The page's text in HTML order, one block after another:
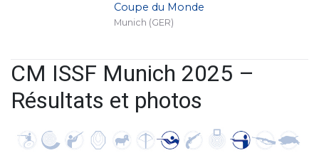
Coupe du Monde
Munich (GER)
CM ISSF Munich 2025 –
Résultats et photos